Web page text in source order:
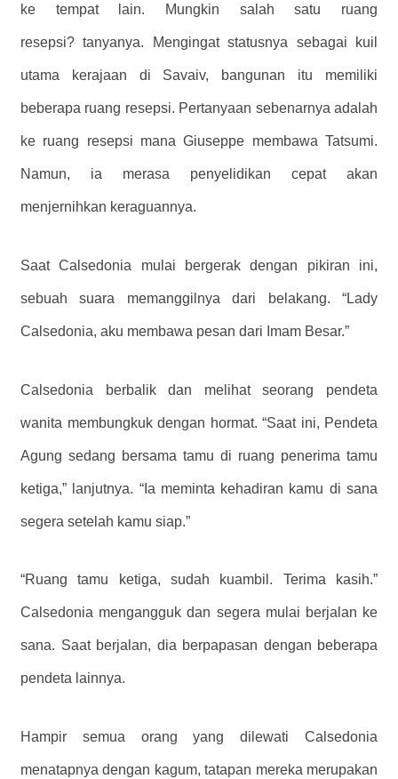
ke tempat lain. Mungkin salah satu ruang
resepsi? tanyanya. Mengingat statusnya sebagai kuil
utama kerajaan di Savaiv, bangunan itu memiliki
beberapa ruang resepsi. Pertanyaan sebenarnya adalah
ke ruang resepsi mana Giuseppe membawa Tatsumi.
Namun, ia merasa penyelidikan cepat akan
menjernihkan keraguannya.
Saat Calsedonia mulai bergerak dengan pikiran ini,
sebuah suara memanggilnya dari belakang. “Lady
Calsedonia, aku membawa pesan dari Imam Besar.”
Calsedonia berbalik dan melihat seorang pendeta
wanita membungkuk dengan hormat. “Saat ini, Pendeta
Agung sedang bersama tamu di ruang penerima tamu
ketiga,” lanjutnya. “Ia meminta kehadiran kamu di sana
segera setelah kamu siap.”
“Ruang tamu ketiga, sudah kuambil. Terima kasih.”
Calsedonia mengangguk dan segera mulai berjalan ke
sana. Saat berjalan, dia berpapasan dengan beberapa
pendeta lainnya.
Hampir semua orang yang dilewati Calsedonia
menatapnya dengan kagum, tatapan mereka merupakan